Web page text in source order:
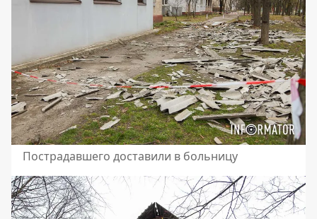
Пострадавшего доставили в больницу